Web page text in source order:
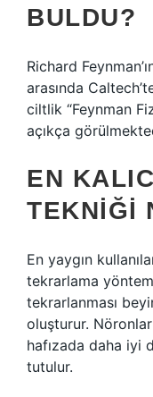
BULDU?
Richard
arasında
ciltlik “Feynman
açıkça
EN
TEKNIĞI
En yaygın
tekrarlama
tekrarlanması
oluşturur.
hafızada daha iyi
tutulur.